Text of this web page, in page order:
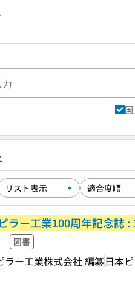
ラー工業100周年記念誌
図書
ラー工業株式会社 編纂日本